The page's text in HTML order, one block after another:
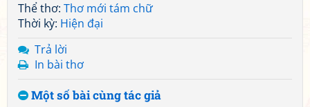
Thể thơ: Thơ mới tám chữ
Thời kỳ: Hiện đại
Trả lời
In bài thơ
Một số bài cùng tác giả